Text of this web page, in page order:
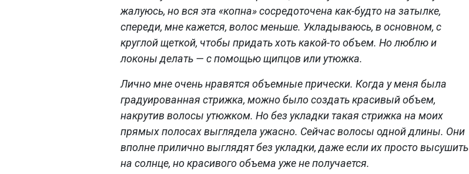
жалуюсь, но вся эта «копна» сосредоточена как-будто на затылке,
спереди, мне кажется, волос меньше. Укладываюсь, в основном, с
круглой щеткой, чтобы придать хоть какой-то объем. Но люблю и
локоны делать — с помощью щипцов или утюжка.
Лично мне очень нравятся объемные прически. Когда у меня была
градуированная стрижка, можно было создать красивый объем,
накрутив волосы утюжком. Но без укладки такая стрижка на моих
прямых полосах выглядела ужасно. Сейчас волосы одной длины. Они
вполне прилично выглядят без укладки, даже если их просто высушить
на солнце, но красивого объема уже не получается.